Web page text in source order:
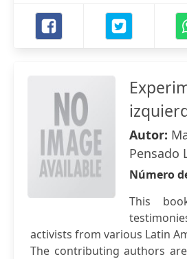
Autor:
Pensado
Número
This
activists from various Latin
The contributing authors